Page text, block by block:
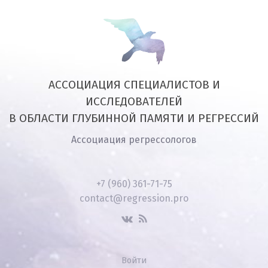
+7 (960) 361-71-75
contact@regression.pro
АССОЦИАЦИЯ СПЕЦИАЛИСТОВ И
ИССЛЕДОВАТЕЛЕЙ
В ОБЛАСТИ ГЛУБИННОЙ ПАМЯТИ И РЕГРЕССИЙ
Ассоциация регрессологов
Войти